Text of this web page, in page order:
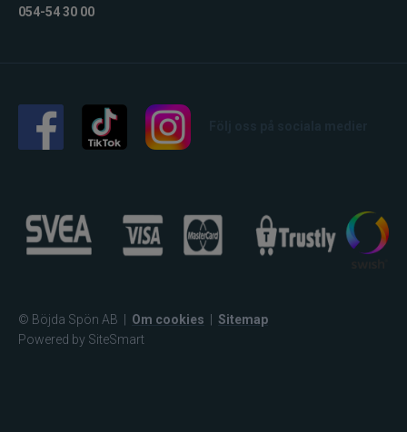
054-54 30 00
© Böjda Spön AB Om cookies
Sitemap
Powered by SiteSmart